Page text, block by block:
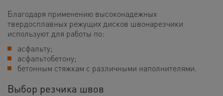
Благодаря применению высоконадежных
твердосплавных режущих дисков швонарезчики
используют для работы по:
асфальту;
асфальтобетону;
бетонным стяжкам с различными наполнителями.
Выбор резчика швов